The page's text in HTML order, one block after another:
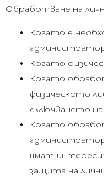
Обработване на
Когато е
Когато
Когато
физическото
сключването
Когато
имат
защита на